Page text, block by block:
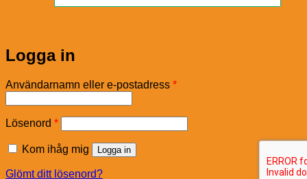
Logga in
Användarnamn eller e-postadress *Obligatoriskt
Lösenord *Obligatoriskt
Kom ihåg mig Logga in
Glömt ditt lösenord?